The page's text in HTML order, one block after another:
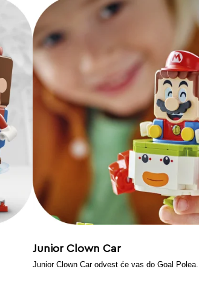
Junior Clown Car
Junior Clown Car odvest će vas do Goal Polea.